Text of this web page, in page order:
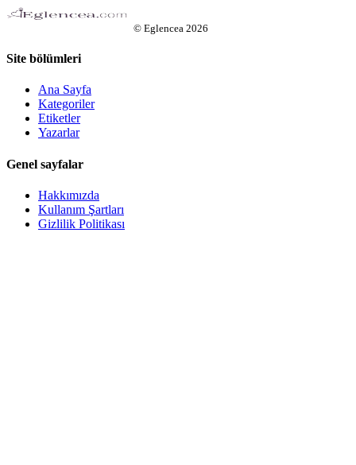
© Eglencea 2026
Site bölümleri
Ana Sayfa
Kategoriler
Etiketler
Yazarlar
Genel sayfalar
Hakkımızda
Kullanım Şartları
Gizlilik Politikası